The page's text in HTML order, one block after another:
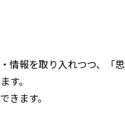
報を取り入れつつ、「
す。
きます。